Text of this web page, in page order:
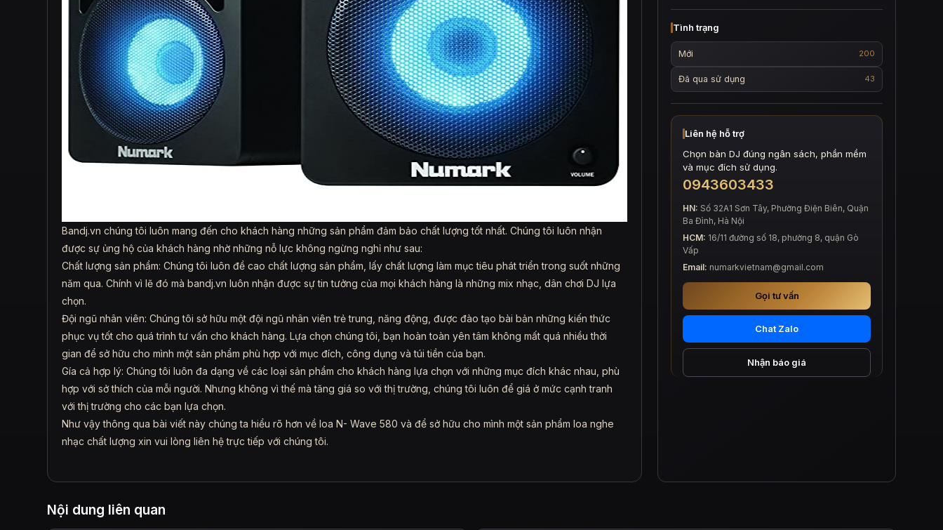
Bandj.vn chúng tôi luôn mang đến cho khách hàng những sản phẩm đảm bảo chất lượng tốt nhất. Chúng tôi luôn nhận
được sự ủng hộ của khách hàng nhờ những nỗ lực không ngừng nghỉ như sau:
Chất lượng sản phẩm: Chúng tôi luôn đề cao chất lượng sản phẩm, lấy chất lượng làm mục tiêu phát triển trong suốt những
năm qua. Chính vì lẽ đó mà bandj.vn luôn nhận được sự tin tưởng của mọi khách hàng là những mix nhạc, dân chơi DJ lựa
chọn.
Đội ngũ nhân viên: Chúng tôi sở hữu một đội ngũ nhân viên trẻ trung, năng động, được đào tạo bài bản những kiến thức
phục vụ tốt cho quá trình tư vấn cho khách hàng. Lựa chọn chúng tôi, bạn hoàn toàn yên tâm không mất quá nhiều thời
gian để sở hữu cho mình một sản phẩm phù hợp với mục đích, công dụng và túi tiền của bạn.
Gía cả hợp lý: Chúng tôi luôn đa dạng về các loại sản phẩm cho khách hàng lựa chọn với những mục đích khác nhau, phù
hợp với sở thích của mỗi người. Nhưng không vì thế mà tăng giá so với thị trường, chúng tôi luôn để giá ở mức cạnh tranh
với thị trường cho các bạn lựa chọn.
Như vậy thông qua bài viết này chúng ta hiểu rõ hơn về loa N- Wave 580 và để sở hữu cho mình một sản phẩm loa nghe
nhạc chất lượng xin vui lòng liên hệ trực tiếp với chúng tôi.
Tình trạng
Mới 200
Đã qua sử dụng 43
Liên hệ hỗ trợ
Chọn bàn DJ đúng ngân sách, phần mềm
và mục đích sử dụng.
0943603433
HN: Số 32A1 Sơn Tây, Phường Điện Biên, Quận
Ba Đình, Hà Nội
HCM: 16/11 đường số 18, phường 8, quận Gò
Vấp
Email: numarkvietnam@gmail.com
Gọi tư vấn
Chat Zalo
Nhận báo giá
Nội dung liên quan